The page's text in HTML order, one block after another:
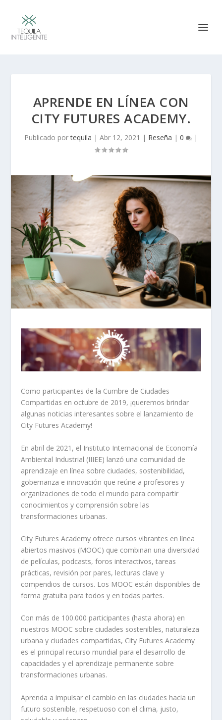
APRENDE EN LÍNEA CON
CITY FUTURES ACADEMY.
Publicado portequila | Abr 12, 2021 | Reseña | 0 |
Como participantes de la Cumbre de Ciudades
Compartidas en octubre de 2019, ¡queremos brindar
algunas noticias interesantes sobre el lanzamiento de
City Futures Academy!
En abril de 2021, el Instituto Internacional de Economía
Ambiental Industrial (IIIEE) lanzó una comunidad de
aprendizaje en línea sobre ciudades, sostenibilidad,
gobernanza e innovación que reúne a profesores y
organizaciones de todo el mundo para compartir
conocimientos y comprensión sobre las
transformaciones urbanas.
City Futures Academy ofrece cursos vibrantes en línea
abiertos masivos (MOOC) que combinan una diversidad
de películas, podcasts, foros interactivos, tareas
prácticas, revisión por pares, lecturas clave y
compendios de cursos. Los MOOC están disponibles de
forma gratuita para todos y en todas partes.
Con más de 100.000 participantes (hasta ahora) en
nuestros MOOC sobre ciudades sostenibles, naturaleza
urbana y ciudades compartidas, City Futures Academy
es el principal recurso mundial para el desarrollo de
capacidades y el aprendizaje permanente sobre
transformaciones urbanas.
Aprenda a impulsar el cambio en las ciudades hacia un
futuro sostenible, respetuoso con el clima, justo,